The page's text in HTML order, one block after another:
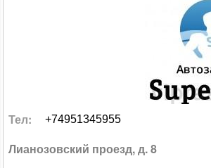
Тел: +74951345955
Лианозовский проезд, д. 8